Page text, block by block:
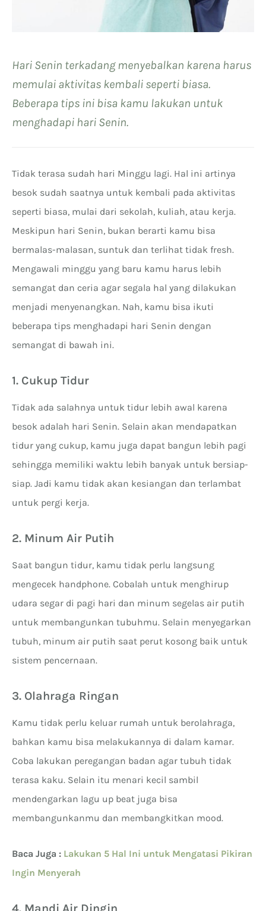
Hari Senin terkadang menyebalkan karena harus
memulai aktivitas kembali seperti biasa.
Beberapa tips ini bisa kamu lakukan untuk
menghadapi hari Senin.
Tidak terasa sudah hari Minggu lagi. Hal ini artinya
besok sudah saatnya untuk kembali pada aktivitas
seperti biasa, mulai dari sekolah, kuliah, atau kerja.
Meskipun hari Senin, bukan berarti kamu bisa
bermalas-malasan, suntuk dan terlihat tidak fresh.
Mengawali minggu yang baru kamu harus lebih
semangat dan ceria agar segala hal yang dilakukan
menjadi menyenangkan. Nah, kamu bisa ikuti
beberapa tips menghadapi hari Senin dengan
semangat di bawah ini.
1. Cukup Tidur
Tidak ada salahnya untuk tidur lebih awal karena
besok adalah hari Senin. Selain akan mendapatkan
tidur yang cukup, kamu juga dapat bangun lebih pagi
sehingga memiliki waktu lebih banyak untuk bersiap-
siap. Jadi kamu tidak akan kesiangan dan terlambat
untuk pergi kerja.
2. Minum Air Putih
Saat bangun tidur, kamu tidak perlu langsung
mengecek handphone. Cobalah untuk menghirup
udara segar di pagi hari dan minum segelas air putih
untuk membangunkan tubuhmu. Selain menyegarkan
tubuh, minum air putih saat perut kosong baik untuk
sistem pencernaan.
3. Olahraga Ringan
Kamu tidak perlu keluar rumah untuk berolahraga,
bahkan kamu bisa melakukannya di dalam kamar.
Coba lakukan peregangan badan agar tubuh tidak
terasa kaku. Selain itu menari kecil sambil
mendengarkan lagu up beat juga bisa
membangunkanmu dan membangkitkan mood.
Baca Juga : Lakukan 5 Hal Ini untuk Mengatasi Pikiran
Ingin Menyerah
4. Mandi Air Dingin